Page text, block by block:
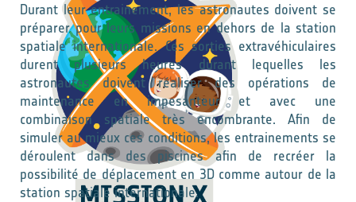
Durant leur entrainement, les astronautes doivent se
préparer pour leurs missions en dehors de la station
spatiale internationale. Ces sorties extravéhiculaires
durent plusieurs heures durant lequelles les
astronautes doivent réaliser des opérations de
maintenance en impesanteur et avec une
combinaison spatiale très encombrante. Afin de
simuler au mieux ces conditions, les entrainements se
déroulent dans des piscines afin de recréer la
possibilité de déplacement en 3D comme autour de la
station spatiale internationale.